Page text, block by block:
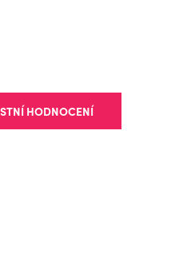
HODNOCENÍ